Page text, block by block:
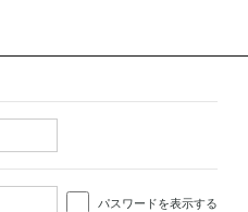
パスワードを表示する